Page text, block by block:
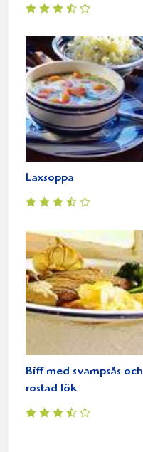
Laxsoppa
Biff med svampsås och
rostad lök